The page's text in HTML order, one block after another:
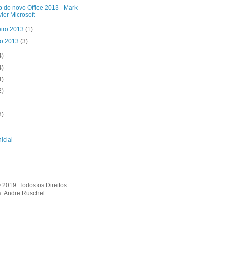
do novo Office 2013 - Mark
Microsoft
2013(1)
2013(3)
Todos os Direitos
Andre Ruschel.